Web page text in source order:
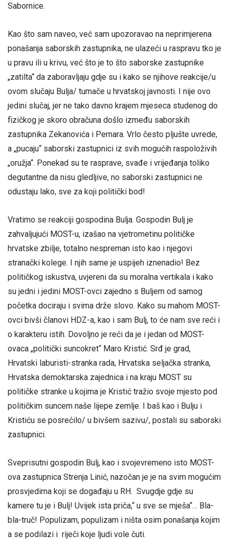
Sabornice.
Kao što sam naveo, već sam upozoravao na neprimjerena
ponašanja saborskih zastupnika, ne ulazeći u raspravu tko je
u pravu ili u krivu, već što je to što saborske zastupnike
„zatilta“ da zaboravljaju gdje su i kako se njihove reakcije/u
ovom slučaju Bulja/ tumače u hrvatskoj javnosti. I nije ovo
jedini slučaj, jer ne tako davno krajem mjeseca studenog do
fizičkog je skoro obračuna došlo između saborskih
zastupnika Zekanovića i Pernara. Vrlo često pljušte uvrede,
a „pucaju“ saborski zastupnici iz svih mogućih raspoloživih
„oružja“. Ponekad su te rasprave, svađe i vrijeđanja toliko
degutantne da nisu gledljive, no saborski zastupnici ne
odustaju lako, sve za koji politički bod!
Vratimo se reakciji gospodina Bulja. Gospodin Bulj je
zahvaljujući MOST-u, izašao na vjetrometinu političke
hrvatske zbilje, totalno nespreman isto kao i njegovi
stranački kolege. I njih same je uspijeh iznenadio! Bez
političkog iskustva, uvjereni da su moralna vertikala i kako
su jedni i jedini MOST-ovci zajedno s Buljem od samog
početka dociraju i svima drže slovo. Kako su mahom MOST-
ovci bivši članovi HDZ-a, kao i sam Bulj, to će nam sve reći i
o karakteru istih. Dovoljno je reći da je i jedan od MOST-
ovaca „politički suncokret“ Maro Kristić. Srđ je grad,
Hrvatski laburisti-stranka rada, Hrvatska seljačka stranka,
Hrvatska demoktarska zajednica i na kraju MOST su
političke stranke u kojima je Kristić tražio svoje mjesto pod
političkim suncem naše lijepe zemlje. I baš kao i Bulju i
Kristiću se posrećilo/ u bivšem sazivu/, postali su saborski
zastupnici.
Sveprisutni gospodin Bulj, kao i svojevremeno isto MOST-
ova zastupnica Strenja Linić, nazočan je je na svim mogućim
prosvjedima koji se događaju u RH. Svugdje gdje su
kamere tu je i Bulj! Uvijek ista priča,“ u sve se mješa“… Bla-
bla-truč! Populizam, populizam i ništa osim ponašanja kojim
a se podilazi i riječi koje ljudi vole čuti.